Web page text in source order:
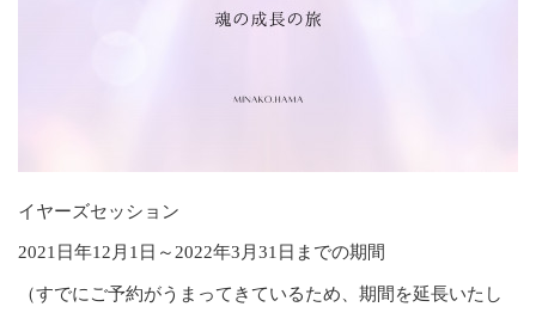
イヤーズセッション
2021日年12月1日～2022年3月31日までの期間
（すでにご予約がうまってきているため、期間を延長いたし